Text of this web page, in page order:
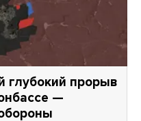
глубокий прорыв
—